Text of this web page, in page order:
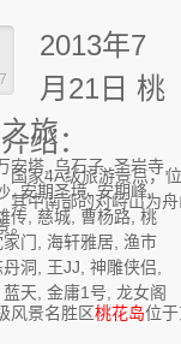
2013年7
月21日 桃
旅
安塔 ,乌石子,圣岩寺
,安期圣境,安期峰,
传 慈城 曹杨路 桃
家门 海轩雅居 渔市
洞 王JJ 神雕侠侣
蓝天 金庸1号 龙女阁
绍：
国家4A级旅游景点，
其中南部的对峙山为
。
风景名胜区桃花岛位于